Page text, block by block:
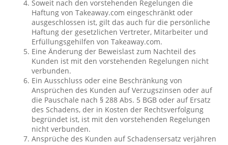
Soweit nach den vorstehenden Regelungen die
Haftung von Takeaway.com eingeschränkt oder
ausgeschlossen ist, gilt das auch für die persönliche
Haftung der gesetzlichen Vertreter, Mitarbeiter und
Erfüllungsgehilfen von Takeaway.com.
Eine Änderung der Beweislast zum Nachteil des
Kunden ist mit den vorstehenden Regelungen nicht
verbunden.
Ein Ausschluss oder eine Beschränkung von
Ansprüchen des Kunden auf Verzugszinsen oder auf
die Pauschale nach § 288 Abs. 5 BGB oder auf Ersatz
des Schadens, der in Kosten der Rechtsverfolgung
begründet ist, ist mit den vorstehenden Regelungen
nicht verbunden.
Ansprüche des Kunden auf Schadensersatz verjähren